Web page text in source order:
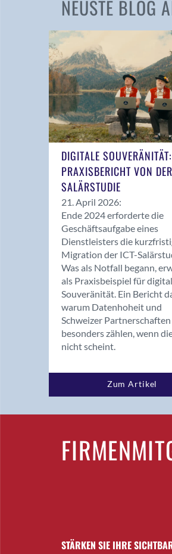
NEUSTE BLOG
DIGITALE SOUVERÄNITÄT:
PRAXISBERICHT VON
SALÄRSTUDIE
21. April 2026:
Ende 2024 erforderte die
Geschäftsaufgabe eines
Dienstleisters die
Migration der ICT-
Was als Notfall begann,
als Praxisbeispiel für
Souveränität. Ein Bericht
warum Datenhoheit und
Schweizer Partnerschaften
besonders zählen, wenn
nicht scheint.
Zum Artikel
STÄRKEN SIE IHRE